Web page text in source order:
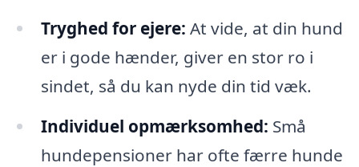
Tryghed for ejere: At vide, at din hund
er i gode hænder, giver en stor ro i
sindet, så du kan nyde din tid væk.
Individuel opmærksomhed: Små
hundepensioner har ofte færre hunde